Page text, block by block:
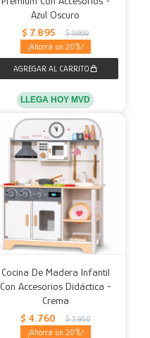
Azul Oscuro
$ 7.895 $ 9.869
20
LLEGA HOY MVD
Cocina De Madera Infantil
Con Accesorios Didáctica -
Crema
$ 4.760 $ 5.950
20